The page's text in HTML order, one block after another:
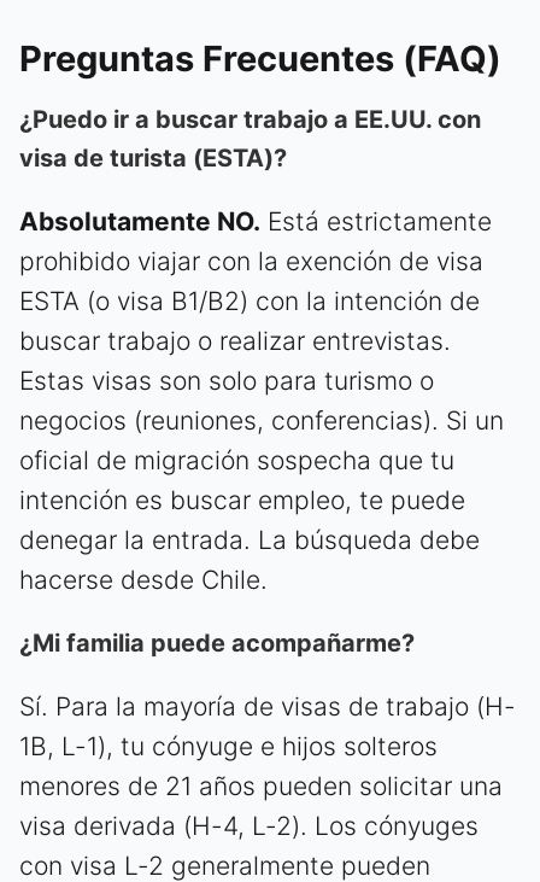
Preguntas Frecuentes (FAQ)
¿Puedo ir a buscar trabajo a EE.UU. con
visa de turista (ESTA)?
Absolutamente NO. Está estrictamente
prohibido viajar con la exención de visa
ESTA (o visa B1/B2) con la intención de
buscar trabajo o realizar entrevistas.
Estas visas son solo para turismo o
negocios (reuniones, conferencias). Si un
oficial de migración sospecha que tu
intención es buscar empleo, te puede
denegar la entrada. La búsqueda debe
hacerse desde Chile.
¿Mi familia puede acompañarme?
Sí. Para la mayoría de visas de trabajo (H-
1B, L-1), tu cónyuge e hijos solteros
menores de 21 años pueden solicitar una
visa derivada (H-4, L-2). Los cónyuges
con visa L-2 generalmente pueden